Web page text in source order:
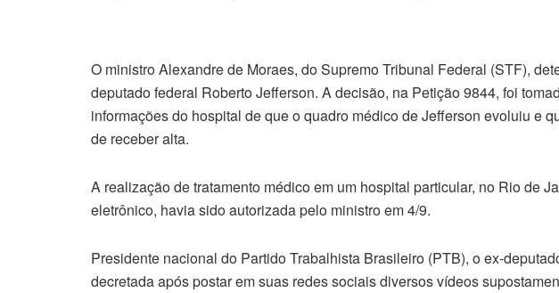
O ministro Alexandre de Moraes, do Supremo Tribunal Federal (STF),
deputado federal Roberto Jefferson. A decisão, na Petição 9844, foi
informações do hospital de que o quadro médico de Jefferson evoluiu e
de receber alta.
A realização de tratamento médico em um hospital particular, no Rio de
eletrônico, havia sido autorizada pelo ministro em 4/9.
Presidente nacional do Partido Trabalhista Brasileiro (PTB), o ex-
decretada após postar em suas redes sociais diversos vídeos